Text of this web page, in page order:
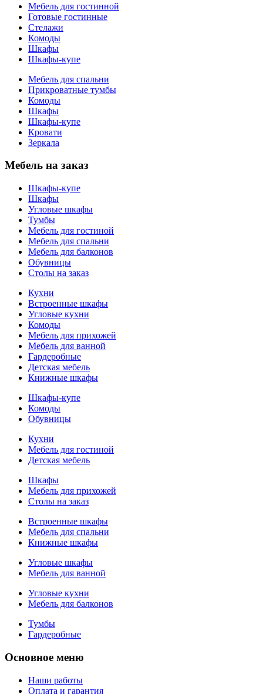
Мебель для гостинной
Готовые гостинные
Стелажи
Комоды
Шкафы
Шкафы-купе
Мебель для спальни
Прикроватные тумбы
Комоды
Шкафы
Шкафы-купе
Кровати
Зеркала
Мебель на заказ
Шкафы-купе
Шкафы
Угловые шкафы
Тумбы
Мебель для гостиной
Мебель для спальни
Мебель для балконов
Обувницы
Столы на заказ
Кухни
Встроенные шкафы
Угловые кухни
Комоды
Мебель для прихожей
Мебель для ванной
Гардеробные
Детская мебель
Книжные шкафы
Шкафы-купе
Комоды
Обувницы
Кухни
Мебель для гостиной
Детская мебель
Шкафы
Мебель для прихожей
Столы на заказ
Встроенные шкафы
Мебель для спальни
Книжные шкафы
Угловые шкафы
Мебель для ванной
Угловые кухни
Мебель для балконов
Тумбы
Гардеробные
Основное меню
Наши работы
Оплата и гарантия